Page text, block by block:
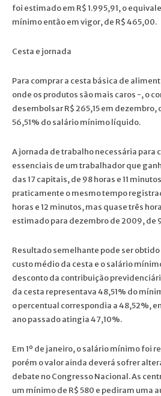
foi estimado em R$ 1.995,91, o
mínimo então em vigor, de R$ 465,00.
Cesta e jornada
Para comprar a cesta básica de
onde os produtos são mais caros -, o
desembolsar R$ 265,15 em dezembro,
56,51% do salário mínimo líquido.
A jornada de trabalho necessária para
essenciais de um trabalhador que
das 17 capitais, de 98 horas e 11
praticamente o mesmo tempo
horas e 12 minutos, mas quase três
estimado para dezembro de 2009, de
Resultado semelhante pode ser
custo médio da cesta e o salário
desconto da contribuição
da cesta representava 48,51% do
o percentual correspondia a 48,52%,
ano passado atingia 47,10%.
Em 1º de janeiro, o salário mínimo foi
porém o valor ainda deverá sofrer
debate no Congresso Nacional. As
um mínimo de R$ 580 e pediram uma